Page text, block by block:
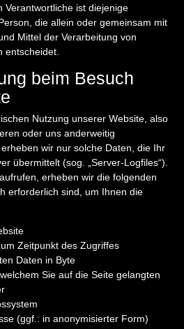
Verantwortliche ist diejenige
die allein oder gemeinsam mit
Mittel der Verarbeitung von
entscheidet.
beim Besuch
Nutzung unserer Website, also
oder uns anderweitig
wir nur solche Daten, die Ihr
übermittelt (sog. „Server-Logfiles“).
erheben wir die folgenden
erforderlich sind, um Ihnen die
Zeitpunkt des Zugriffes
Daten in Byte
Sie auf die Seite gelangten
(ggf.: in anonymisierter Form)